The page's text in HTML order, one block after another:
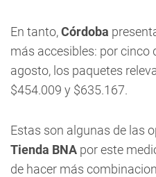
En tanto,Córdoba
más accesibles: por cinco
agosto, los paquetes
$454.009 y $635.167.
Estas son algunas de las
Tienda BNA por este
de hacer más